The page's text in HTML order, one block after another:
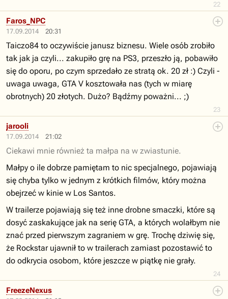
22
17.09.2014 20:31
23
Faros_NPC
Taiczo84 to oczywiście janusz biznesu. Wiele osób zrobiło
tak jak ja czyli... zakupiło grę na PS3, przeszło ją, pobawiło
się do oporu, po czym sprzedało ze stratą ok. 20 zł :) Czyli -
uwaga uwaga, GTA V kosztowała nas (tych w miarę
obrotnych) 20 złotych. Dużo? Bądźmy poważni... ;)
17.09.2014 21:02
24
jarooli
Ciekawi mnie również ta małpa na w zwiastunie.
Małpy o ile dobrze pamiętam to nic specjalnego, pojawiają
się chyba tylko w jednym z krótkich filmów, który można
obejrzeć w kinie w Los Santos.
W trailerze pojawiają się też inne drobne smaczki, które są
dosyć zaskakujące jak na serię GTA, a których wolałbym nie
znać przed pierwszym zagraniem w grę. Trochę dziwię się,
że Rockstar ujawnił to w trailerach zamiast pozostawić to
do odkrycia osobom, które jeszcze w piątkę nie grały.
FreezeNexus